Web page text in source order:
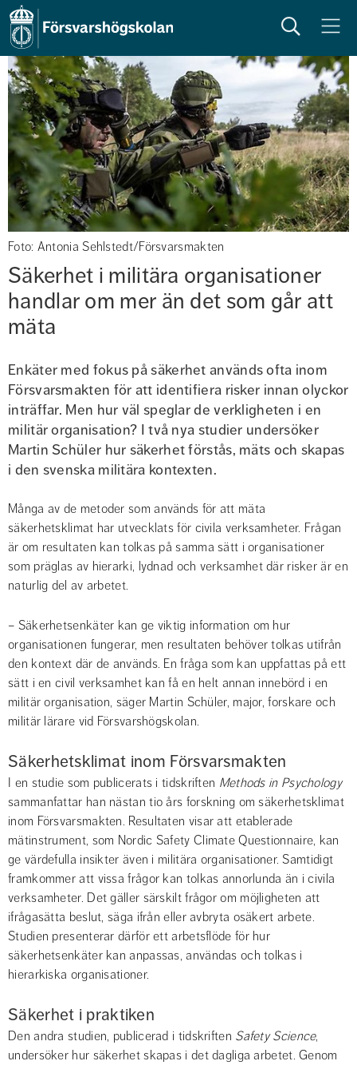
Sök Meny
Foto: Antonia Sehlstedt/Försvarsmakten
Säkerhet i militära organisationer
handlar om mer än det som går att
mäta
Enkäter med fokus på säkerhet används ofta inom
Försvarsmakten för att identifiera risker innan olyckor
inträffar. Men hur väl speglar de verkligheten i en
militär organisation? I två nya studier undersöker
Martin Schüler hur säkerhet förstås, mäts och skapas
i den svenska militära kontexten.
Många av de metoder som används för att mäta
säkerhetsklimat har utvecklats för civila verksamheter. Frågan
är om resultaten kan tolkas på samma sätt i organisationer
som präglas av hierarki, lydnad och verksamhet där risker är en
naturlig del av arbetet.
– Säkerhetsenkäter kan ge viktig information om hur
organisationen fungerar, men resultaten behöver tolkas utifrån
den kontext där de används. En fråga som kan uppfattas på ett
sätt i en civil verksamhet kan få en helt annan innebörd i en
militär organisation, säger Martin Schüler, major, forskare och
militär lärare vid Försvarshögskolan.
Säkerhetsklimat inom Försvarsmakten
I en studie som publicerats i tidskriften Methods in Psychology
sammanfattar han nästan tio års forskning om säkerhetsklimat
inom Försvarsmakten. Resultaten visar att etablerade
mätinstrument, som Nordic Safety Climate Questionnaire, kan
ge värdefulla insikter även i militära organisationer. Samtidigt
framkommer att vissa frågor kan tolkas annorlunda än i civila
verksamheter. Det gäller särskilt frågor om möjligheten att
ifrågasätta beslut, säga ifrån eller avbryta osäkert arbete.
Studien presenterar därför ett arbetsflöde för hur
säkerhetsenkäter kan anpassas, användas och tolkas i
hierarkiska organisationer.
Säkerhet i praktiken
Den andra studien, publicerad i tidskriften Safety Science,
undersöker hur säkerhet skapas i det dagliga arbetet. Genom